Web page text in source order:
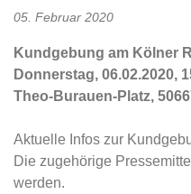
05. Februar 2020
Kundgebung am Kölner
Donnerstag, 06.02.2020,
Theo-Burauen-Platz,
Aktuelle Infos zur
Die zugehörige
werden.